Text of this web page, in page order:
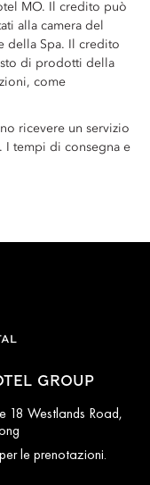
MO. Il credito può
alla camera del
della Spa. Il credito
di prodotti della
come
ricevere un servizio
I tempi di consegna e
GROUP
18 Westlands Road,
le prenotazioni.